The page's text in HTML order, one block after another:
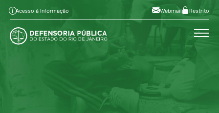
Pular para o conteúdo principal
Ir ao conteúdo Alt+2
Alto contraste
A Aumentar fonte Alt+6
Acesso à Informação Webmail Restrito